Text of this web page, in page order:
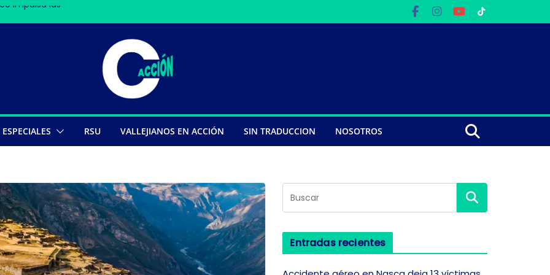
impulsa las
ESPECIALES RSU VALLEJIANOS EN ACCIÓN SIN TRADUCCION NOSOTROS
Entradas recientes